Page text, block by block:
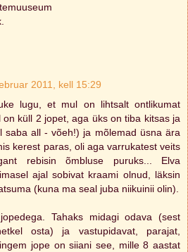
2011, kell 15:29
lugu, et mul on lihtsalt ontlikumat
on küll 2 jopet, aga üks on tiba kitsas ja
saba all - võeh!) ja mõlemad üsna ära
kerest paras, oli aga varrukatest veits
rebisin õmbluse puruks... Elva
ajal sobivat kraami olnud, läksin
(kuna ma seal juba niikuinii olin).
Tahaks midagi odava (sest
osta) ja vastupidavat, parajat,
jope on siiani see, mille 8 aastat